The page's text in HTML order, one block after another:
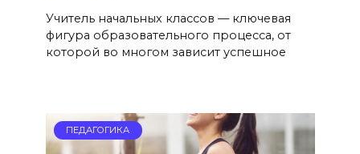
Учитель начальных классов — ключевая
фигура образовательного процесса, от
которой во многом зависит успешное
ПЕДАГОГИКА